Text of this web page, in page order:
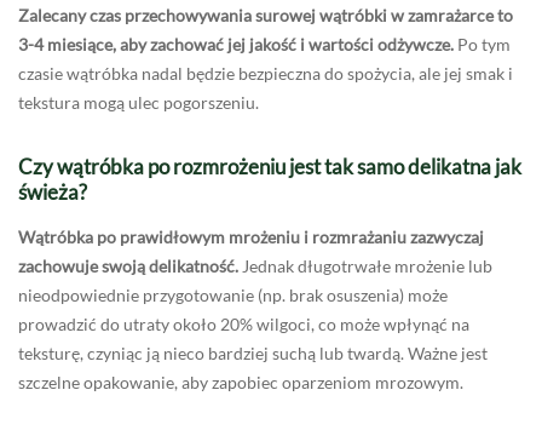
Zalecany czas przechowywania surowej wątróbki w zamrażarce to
3-4 miesiące, aby zachować jej jakość i wartości odżywcze. Po tym
czasie wątróbka nadal będzie bezpieczna do spożycia, ale jej smak i
tekstura mogą ulec pogorszeniu.
Czy wątróbka po rozmrożeniu jest tak samo delikatna jak
świeża?
Wątróbka po prawidłowym mrożeniu i rozmrażaniu zazwyczaj
zachowuje swoją delikatność. Jednak długotrwałe mrożenie lub
nieodpowiednie przygotowanie (np. brak osuszenia) może
prowadzić do utraty około 20% wilgoci, co może wpłynąć na
teksturę, czyniąc ją nieco bardziej suchą lub twardą. Ważne jest
szczelne opakowanie, aby zapobiec oparzeniom mrozowym.